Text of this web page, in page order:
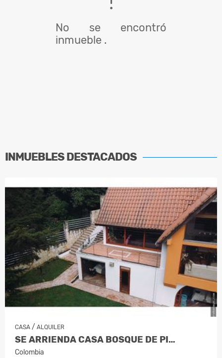
No se encontró
inmueble .
INMUEBLESDESTACADOS
CASA / ALQUILER
SE ARRIENDA CASA BOSQUE DE PI…
Colombia